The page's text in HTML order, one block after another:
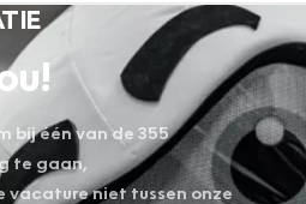
bij één van de 355
te gaan,
niet tussen onze